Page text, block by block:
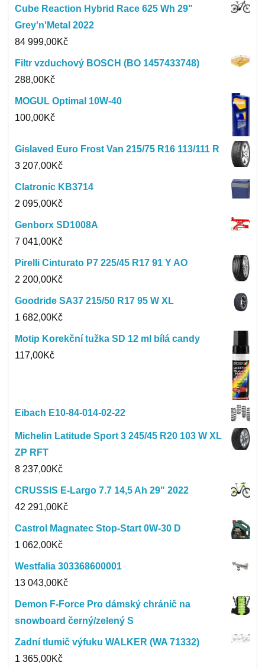
Cube Reaction Hybrid Race 625 Wh 29"
Grey'n'Metal 2022
84 999,00Kč
Filtr vzduchový BOSCH (BO 1457433748)
288,00Kč
MOGUL Optimal 10W-40
100,00Kč
Gislaved Euro Frost Van 215/75 R16 113/111 R
3 207,00Kč
Clatronic KB3714
2 095,00Kč
Genborx SD1008A
7 041,00Kč
Pirelli Cinturato P7 225/45 R17 91 Y AO
2 200,00Kč
Goodride SA37 215/50 R17 95 W XL
1 682,00Kč
Motip Korekční tužka SD 12 ml bílá candy
117,00Kč
Eibach E10-84-014-02-22
Michelin Latitude Sport 3 245/45 R20 103 W XL
ZP RFT
8 237,00Kč
CRUSSIS E-Largo 7.7 14,5 Ah 29" 2022
42 291,00Kč
Castrol Magnatec Stop-Start 0W-30 D
1 062,00Kč
Westfalia 303368600001
13 043,00Kč
Demon F-Force Pro dámský chránič na
snowboard černý/zelený S
Zadní tlumič výfuku WALKER (WA 71332)
1 365,00Kč